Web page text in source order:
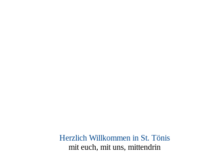
Herzlich Willkommen in St. Tönis
mit euch, mit uns, mittendrin